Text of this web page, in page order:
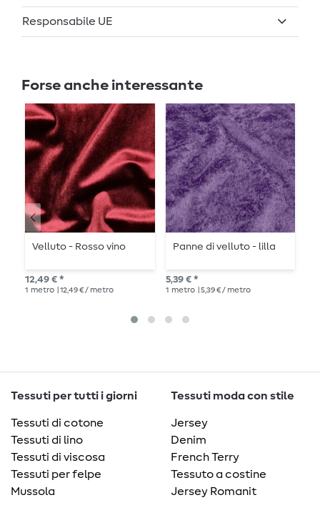
Responsabile UE
Forse anche interessante
Velluto - Rosso vino
12,49 € *
1 metro | 12,49 € / metro
Panne di velluto - lilla
5,39 € *
1 metro | 5,39 € / metro
Tessuti per tutti i giorni
Tessuti di cotone
Tessuti di lino
Tessuti di viscosa
Tessuti per felpe
Mussola
Tessuti moda con stile
Jersey
Denim
French Terry
Tessuto a costine
Jersey Romanit